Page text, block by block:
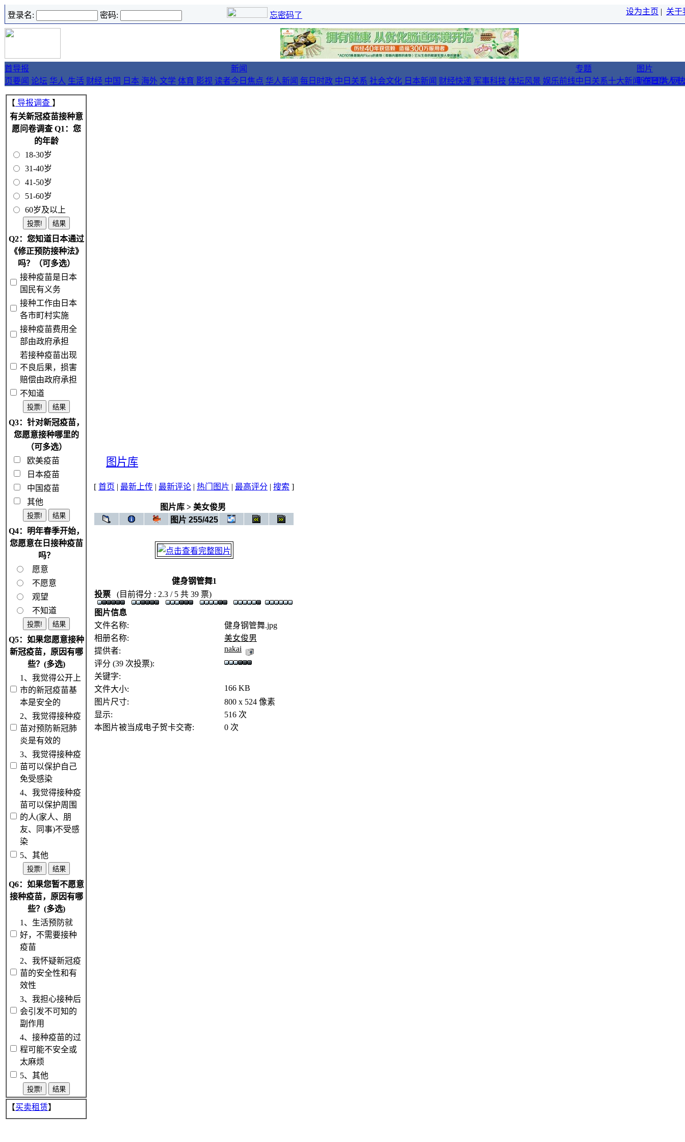
登录名: 密码: 忘密码了 设为主页 | 关于
首
页
导报
要闻 论坛 华人 生活 财经 中国 日本 海外 文学 体育 影视 读者
新闻
今日焦点 华人新闻 每日时政 中日关系 社会文化 日本新闻 财经快递 军事科技 体坛风景 娱乐前线
专题
中日关系十大新闻 在日华人
图片
新闻图片 网
【 导报调查 】
有关新冠疫苗接种意
愿问卷调查 Q1：您
的年龄
18-30岁
31-40岁
41-50岁
51-60岁
60岁及以上
Q2：您知道日本通过
《修正预防接种法》
吗？（可多选）
接种疫苗是日本
国民有义务
接种工作由日本
各市町村实施
接种疫苗费用全
部由政府承担
若接种疫苗出现
不良后果，损害
赔偿由政府承担
不知道
Q3：针对新冠疫苗，
您愿意接种哪里的
（可多选）
欧美疫苗
日本疫苗
中国疫苗
其他
Q4：明年春季开始，
您愿意在日接种疫苗
吗？
愿意
不愿意
观望
不知道
Q5：如果您愿意接种
新冠疫苗，原因有哪
些？(多选)
1、我觉得公开上
市的新冠疫苗基
本是安全的
2、我觉得接种疫
苗对预防新冠肺
炎是有效的
3、我觉得接种疫
苗可以保护自己
免受感染
4、我觉得接种疫
苗可以保护周围
的人(家人、朋
友、同事)不受感
染
5、其他
Q6：如果您暂不愿意
接种疫苗，原因有哪
些？(多选)
1、生活预防就
好，不需要接种
疫苗
2、我怀疑新冠疫
苗的安全性和有
效性
3、我担心接种后
会引发不可知的
副作用
4、接种疫苗的过
程可能不安全或
太麻烦
5、其他
【买卖租赁】
图片库
[ 首页 | 最新上传 | 最新评论 | 热门图片 | 最高评分 | 搜索 ]
图片库 > 美女俊男
图片 255/425
健身钢管舞1
投票
(目前得分 : 2.3 / 5 共 39 票)
图片信息
文件名称:
健身钢管舞.jpg
相册名称:
美女俊男
提供者:
nakai
评分 (39 次投票):
关键字:
文件大小:
166 KB
图片尺寸:
800 x 524 像素
显示:
516 次
本图片被当成电子贺卡交寄:
0 次